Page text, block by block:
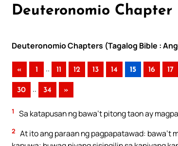
Deuteronomio Chapter
Deuteronomio Chapters (Tagalog Bible : Ang
« 1 .. 11 12 13 14 15 16 17
30 .. 34 »
1 Sa katapusan ng bawa’t pitong taon ay
2 At ito ang paraan ng pagpapatawad: bawa’t